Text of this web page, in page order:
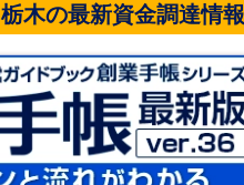
栃木の最新資金調達情報